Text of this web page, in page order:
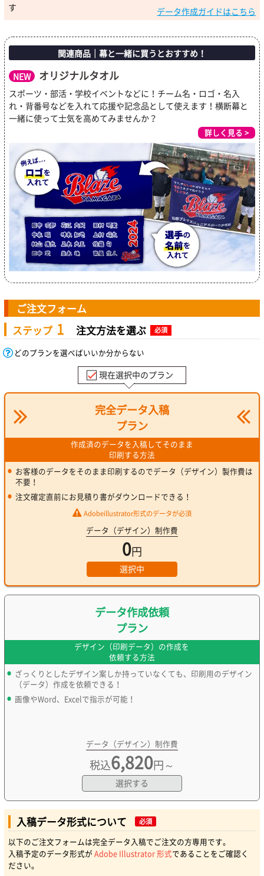
す
データ作成ガイドはこちら
関連商品｜幕と一緒に買うとおすすめ！
NEW
オリジナルタオル
スポーツ・部活・学校イベントなどに！チーム名・ロゴ・名入
れ・背番号などを入れて応援や記念品として使えます！横断幕と
一緒に使って士気を高めてみませんか？
詳しく見る >
ご注文フォーム
ステップ 1 注文方法を選ぶ 必須
どのプランを選べばいいか分からない
現在選択中のプラン
完全データ入稿
プラン
作成済のデータを入稿してそのまま
印刷する方法
お客様のデータをそのまま印刷するのでデータ（デザイン）製作費は
不要！
注文確定直前にお見積り書がダウンロードできる！
Adobeillustrator形式のデータが必須
データ（デザイン）制作費
0円
選択中
データ作成依頼
プラン
デザイン（印刷データ）の作成を
依頼する方法
ざっくりとしたデザイン案しか持っていなくても、印刷用のデザイン
（データ）作成を依頼できる！
画像やWord、Excelで指示が可能！
データ（デザイン）制作費
税込6,820円～
選択する
入稿データ形式について 必須
以下のご注文フォームは完全データ入稿でご注文の方専用です。
入稿予定のデータ形式が Adobe Illustrator 形式であることをご確認く
ださい。